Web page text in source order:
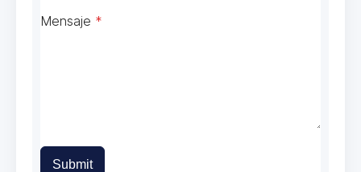
Mensaje *
Submit